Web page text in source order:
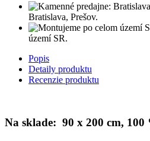
Bratislava, Prešov.
území SR.
Popis
Detaily produktu
Recenzie produktu
Na sklade: 90 x 200 cm, 100